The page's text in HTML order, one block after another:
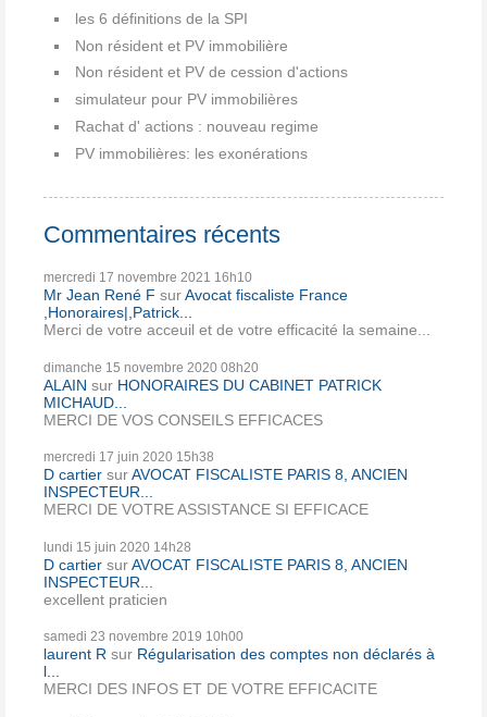
les 6 définitions de la SPI
Non résident et PV immobilière
Non résident et PV de cession d'actions
simulateur pour PV immobilières
Rachat d' actions : nouveau regime
PV immobilières: les exonérations
Commentaires récents
mercredi 17 novembre 2021 16h10
Mr Jean René F surAvocat fiscaliste France
,Honoraires|,Patrick...
Merci de votre acceuil et de votre efficacité la semaine...
dimanche 15 novembre 2020 08h20
ALAIN sur HONORAIRES DU CABINET PATRICK
MICHAUD...
MERCI DE VOS CONSEILS EFFICACES
mercredi 17 juin 2020 15h38
D cartier surAVOCAT FISCALISTE PARIS 8, ANCIEN
INSPECTEUR...
MERCI DE VOTRE ASSISTANCE SI EFFICACE
lundi 15 juin 2020 14h28
D cartier surAVOCAT FISCALISTE PARIS 8, ANCIEN
INSPECTEUR...
excellent praticien
samedi 23 novembre 2019 10h00
laurent R sur Régularisation des comptes non déclarés à
l...
MERCI DES INFOS ET DE VOTRE EFFICACITE